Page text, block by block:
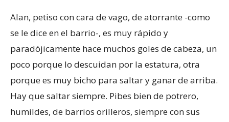
Alan, petiso con cara de vago, de atorrante -como
se le dice en el barrio-, es muy rápido y
paradójicamente hace muchos goles de cabeza, un
poco porque lo descuidan por la estatura, otra
porque es muy bicho para saltar y ganar de arriba.
Hay que saltar siempre. Pibes bien de potrero,
humildes, de barrios orilleros, siempre con sus